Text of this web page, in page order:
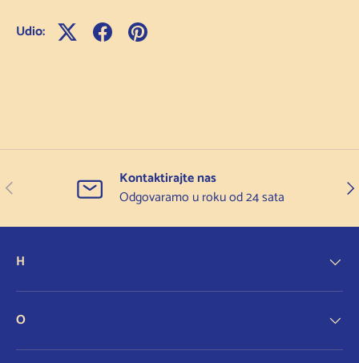
Udio:
Prethodno
Kontaktirajte nas
Odgovaramo u roku od 24 sata
H
O